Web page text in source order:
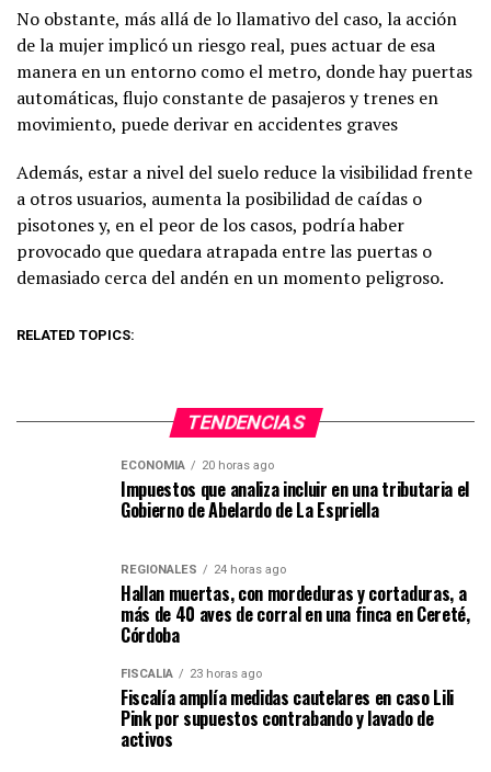
No obstante, más allá de lo llamativo del caso, la acción
de la mujer implicó un riesgo real, pues actuar de esa
manera en un entorno como el metro, donde hay puertas
automáticas, flujo constante de pasajeros y trenes en
movimiento, puede derivar en accidentes graves
Además, estar a nivel del suelo reduce la visibilidad frente
a otros usuarios, aumenta la posibilidad de caídas o
pisotones y, en el peor de los casos, podría haber
provocado que quedara atrapada entre las puertas o
demasiado cerca del andén en un momento peligroso.
RELATED TOPICS:
TENDENCIAS
ECONOMIA 20 horas ago
Impuestos que analiza incluir en una tributaria el
Gobierno de Abelardo de La Espriella
REGIONALES 24 horas ago
Hallan muertas, con mordeduras y cortaduras, a
más de 40 aves de corral en una finca en Cereté,
Córdoba
FISCALÍA 23 horas ago
Fiscalía amplía medidas cautelares en caso Lili
Pink por supuestos contrabando y lavado de
activos